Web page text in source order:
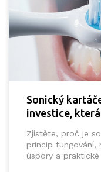
Sonický
investice,
Zjistěte, proč je
princip fungování,
úspory a